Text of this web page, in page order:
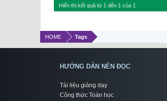
Hiển thị kết quả từ 1 đến 1 của 1
HOME Tags
HƯỚNG DẪN NÊN ĐỌC
Tài liệu giảng dạy
Công thức Toán học